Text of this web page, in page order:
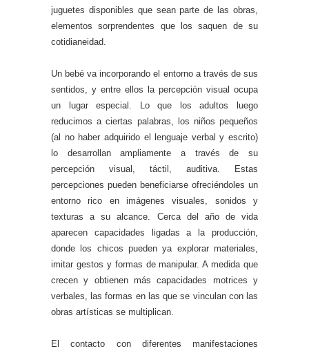
juguetes disponibles que sean parte de las obras,
elementos sorprendentes que los saquen de su
cotidianeidad.
Un bebé va incorporando el entorno a través de sus
sentidos, y entre ellos la percepción visual ocupa
un lugar especial. Lo que los adultos luego
reducimos a ciertas palabras, los niños pequeños
(al no haber adquirido el lenguaje verbal y escrito)
lo desarrollan ampliamente a través de su
percepción visual, táctil, auditiva. Estas
percepciones pueden beneficiarse ofreciéndoles un
entorno rico en imágenes visuales, sonidos y
texturas a su alcance. Cerca del año de vida
aparecen capacidades ligadas a la producción,
donde los chicos pueden ya explorar materiales,
imitar gestos y formas de manipular. A medida que
crecen y obtienen más capacidades motrices y
verbales, las formas en las que se vinculan con las
obras artísticas se multiplican.
El contacto con diferentes manifestaciones